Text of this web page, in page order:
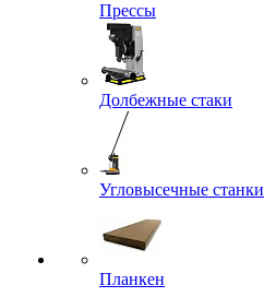
Прессы
Долбежные стаки
Угловысечные станки
Планкен